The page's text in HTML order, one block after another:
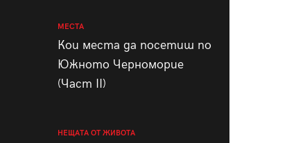
МЕСТА
Кои места да посетиш по
Южното Черноморие
(Част II)
НЕЩАТА ОТ ЖИВОТА